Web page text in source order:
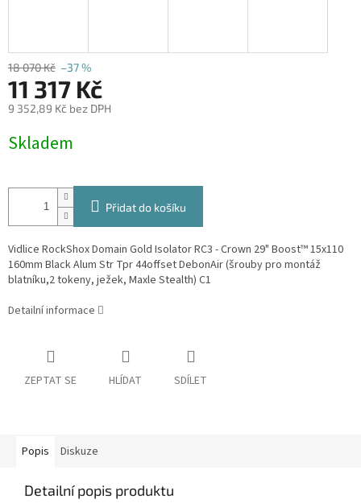
18 070 Kč –37 %
11 317 Kč
9 352,89 Kč bez DPH
cena:
Skladem
Přidat do košíku
Vidlice RockShox Domain Gold Isolator RC3 - Crown 29" Boost™ 15x110
160mm Black Alum Str Tpr 44offset DebonAir (šrouby pro montáž
blatníku,2 tokeny, ježek, Maxle Stealth) C1
Detailní informace
ZEPTAT SE HLÍDAT SDÍLET
Popis Diskuze
Detailní popis produktu